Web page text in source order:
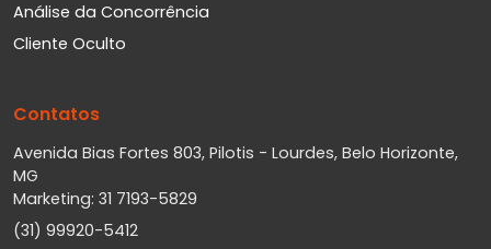
Análise da Concorrência
Cliente Oculto
Contatos
Avenida Bias Fortes 803, Pilotis - Lourdes, Belo Horizonte,
MG
Marketing: 31 7193-5829
(31) 99920-5412